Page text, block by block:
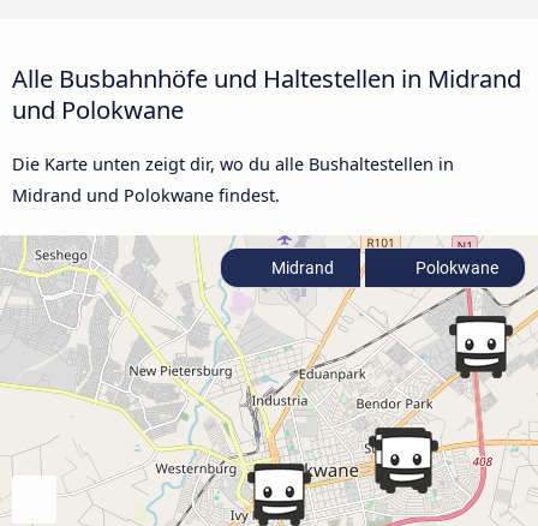
Alle Busbahnhöfe und Haltestellen in Midrand
und Polokwane
Die Karte unten zeigt dir, wo du alle Bushaltestellen in
Midrand und Polokwane findest.
Midrand Polokwane